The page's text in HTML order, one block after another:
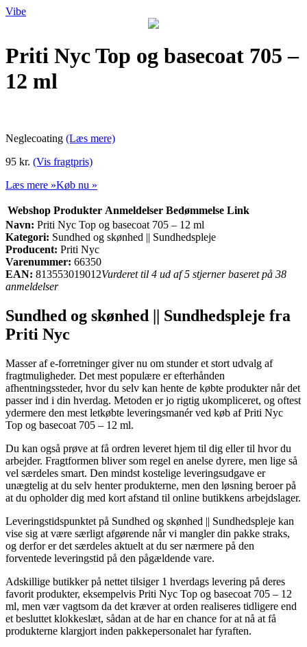
Vibe
Priti Nyc Top og basecoat 705 –
12 ml
Neglecoating (Læs mere)
95 kr. (Vis fragtpris)
Læs mere »Køb nu »
Webshop Produkter Anmeldelser Bedømmelse Link
Navn: Priti Nyc Top og basecoat 705 – 12 ml
Kategori: Sundhed og skønhed || Sundhedspleje
Producent: Priti Nyc
Varenummer: 66350
EAN: 813553019012Vurderet til 4 ud af 5 stjerner baseret på 38
anmeldelser
Sundhed og skønhed || Sundhedspleje fra
Priti Nyc
Masser af e-forretninger giver nu om stunder et stort udvalg af
fragtmuligheder. Det mest populære er efterhånden
afhentningssteder, hvor du selv kan hente de købte produkter når det
passer ind i din hverdag. Metoden er jo rigtig ukompliceret, og oftest
ydermere den mest letkøbte leveringsmanér ved køb af Priti Nyc
Top og basecoat 705 – 12 ml.
Du kan også prøve at få ordren leveret hjem til dig eller til hvor du
arbejder. Fragtformen bliver som regel en anelse dyrere, men lige så
vel særdeles smart. Den mindst kostelige leveringsudgave er
unægtelig at du selv henter produkterne, men den løsning beroer på
at du opholder dig med kort afstand til online butikkens arbejdslager.
Leveringstidspunktet på Sundhed og skønhed || Sundhedspleje kan
vise sig at være særligt afgørende når vi mangler din pakke straks,
og derfor er det særdeles aktuelt at du ser nærmere på den
forventede leveringstid på den pågældende vare.
Adskillige butikker på nettet tilsiger 1 hverdags levering på deres
favorit produkter, eksempelvis Priti Nyc Top og basecoat 705 – 12
ml, men vær vagtsom da det kræver at orden realiseres tidligere end
et besluttet klokkeslæt, sådan at de har en chance for at nå at få
produkterne klargjort inden pakkepersonalet har fyraften.